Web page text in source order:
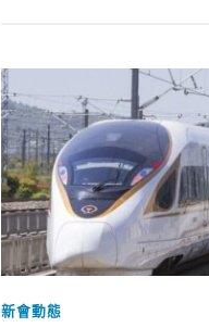
新會動態